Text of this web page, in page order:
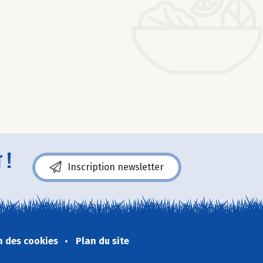
! Inscription newsletter
des cookies Plan du site